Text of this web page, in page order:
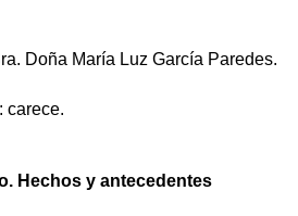
Doña María Luz García Paredes.
: carece.
Hechos y antecedentes